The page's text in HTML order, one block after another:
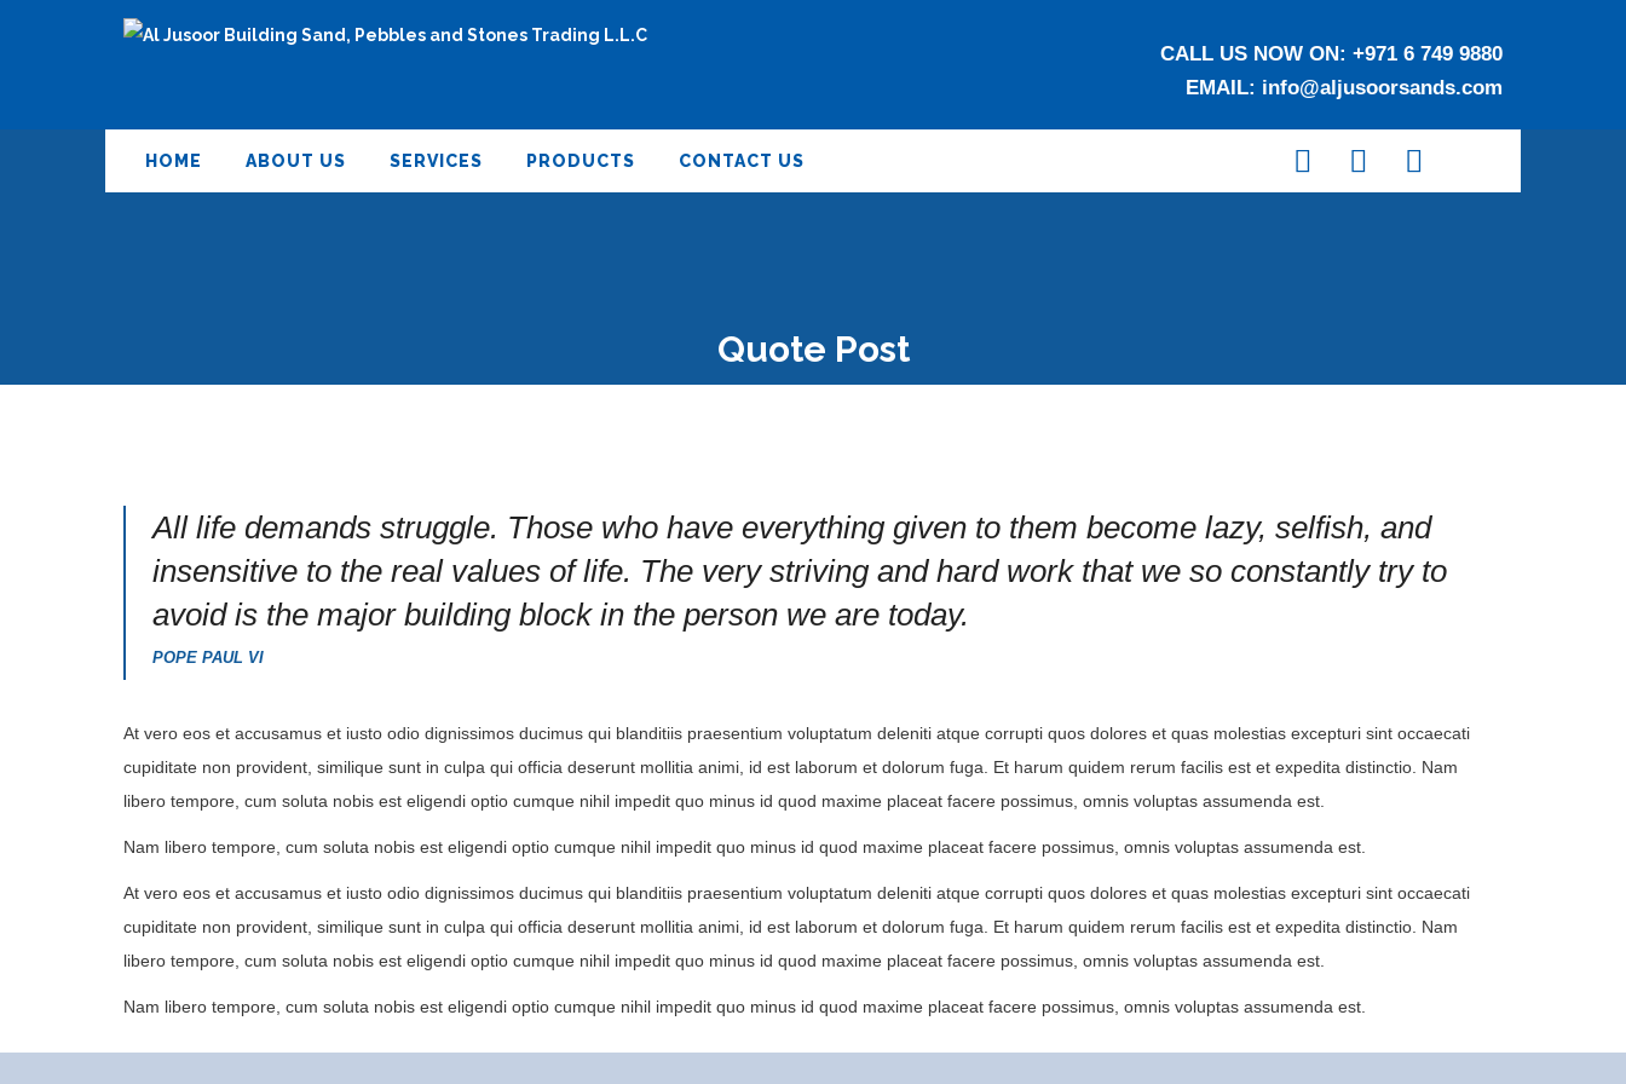
CALL US NOW ON: +971 6 749 9880
EMAIL: info@aljusoorsands.com
HOME ABOUT US SERVICES PRODUCTS CONTACT US
Quote Post
All life demands struggle. Those who have everything given to them become lazy, selfish, and
insensitive to the real values of life. The very striving and hard work that we so constantly try to
avoid is the major building block in the person we are today.
POPE PAUL VI
At vero eos et accusamus et iusto odio dignissimos ducimus qui blanditiis praesentium voluptatum deleniti atque corrupti quos dolores et quas molestias excepturi sint occaecati
cupiditate non provident, similique sunt in culpa qui officia deserunt mollitia animi, id est laborum et dolorum fuga. Et harum quidem rerum facilis est et expedita distinctio. Nam
libero tempore, cum soluta nobis est eligendi optio cumque nihil impedit quo minus id quod maxime placeat facere possimus, omnis voluptas assumenda est.
Nam libero tempore, cum soluta nobis est eligendi optio cumque nihil impedit quo minus id quod maxime placeat facere possimus, omnis voluptas assumenda est.
At vero eos et accusamus et iusto odio dignissimos ducimus qui blanditiis praesentium voluptatum deleniti atque corrupti quos dolores et quas molestias excepturi sint occaecati
cupiditate non provident, similique sunt in culpa qui officia deserunt mollitia animi, id est laborum et dolorum fuga. Et harum quidem rerum facilis est et expedita distinctio. Nam
libero tempore, cum soluta nobis est eligendi optio cumque nihil impedit quo minus id quod maxime placeat facere possimus, omnis voluptas assumenda est.
Nam libero tempore, cum soluta nobis est eligendi optio cumque nihil impedit quo minus id quod maxime placeat facere possimus, omnis voluptas assumenda est.